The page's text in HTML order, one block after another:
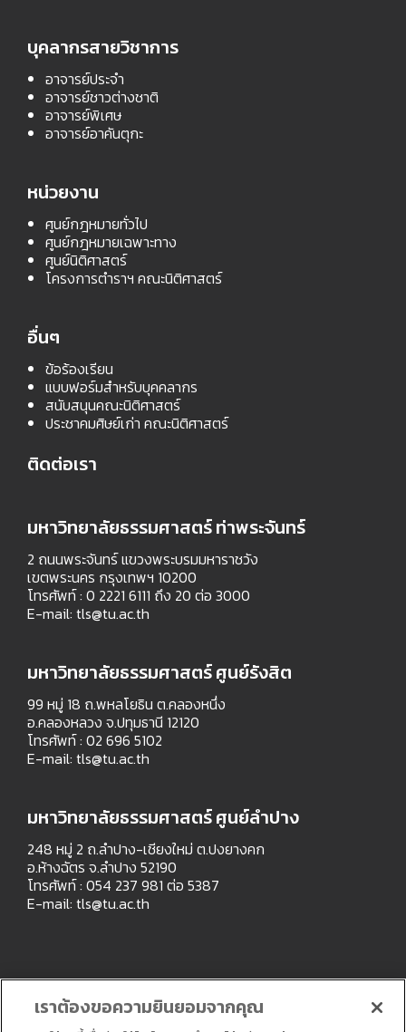
บุคลากรสายวิชาการ
อาจารย์ประจำ
อาจารย์ชาวต่างชาติ
อาจารย์พิเศษ
อาจารย์อาคันตุกะ
หน่วยงาน
ศูนย์กฎหมายทั่วไป
ศูนย์กฎหมายเฉพาะทาง
ศูนย์นิติศาสตร์
โครงการตำราฯ คณะนิติศาสตร์
อื่นๆ
ข้อร้องเรียน
แบบฟอร์มสำหรับบุคคลากร
สนับสนุนคณะนิติศาสตร์
ประชาคมศิษย์เก่า คณะนิติศาสตร์
ติดต่อเรา
มหาวิทยาลัยธรรมศาสตร์ ท่าพระจันทร์
2 ถนนพระจันทร์ แขวงพระบรมมหาราชวัง
เขตพระนคร กรุงเทพฯ 10200
โทรศัพท์ : 0 2221 6111 ถึง 20 ต่อ 3000
E-mail: tls@tu.ac.th
มหาวิทยาลัยธรรมศาสตร์ ศูนย์รังสิต
99 หมู่ 18 ถ.พหลโยธิน ต.คลองหนึ่ง
อ.คลองหลวง จ.ปทุมธานี 12120
โทรศัพท์ : 02 696 5102
E-mail: tls@tu.ac.th
มหาวิทยาลัยธรรมศาสตร์ ศูนย์ลำปาง
248 หมู่ 2 ถ.ลำปาง-เชียงใหม่ ต.ปงยางคก
อ.ห้างฉัตร จ.ลำปาง 52190
โทรศัพท์ : 054 237 981 ต่อ 5387
E-mail: tls@tu.ac.th
เราต้องขอความยินยอมจากคุณ